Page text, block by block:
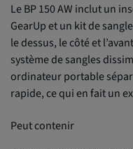
Le BP 150 AW inclut un
GearUp et un kit de
le dessus, le côté et
système de sangles
ordinateur portable
rapide, ce qui en fait un
Peut contenir